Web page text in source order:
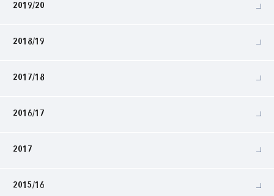
2019/20
2018/19
2017/18
2016/17
2017
2015/16